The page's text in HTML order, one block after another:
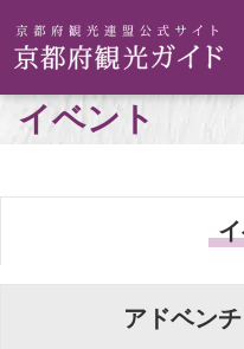
イベント
アドベン